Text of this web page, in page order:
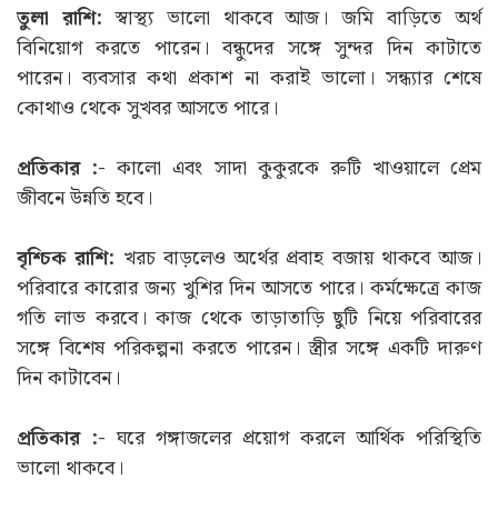
তুলা রাশি: স্বাস্থ্য ভালো থাকবে আজ। জমি বাড়িতে অর্থ
বিনিয়োগ করতে পারেন। বন্ধুদের সঙ্গে সুন্দর দিন কাটাতে
পারেন। ব্যবসার কথা প্রকাশ না করাই ভালো। সন্ধ্যার শেষে
কোথাও থেকে সুখবর আসতে পারে।
প্রতিকার :- কালো এবং সাদা কুকুরকে রুটি খাওয়ালে প্রেম
জীবনে উন্নতি হবে।
বৃশ্চিক রাশি: খরচ বাড়লেও অর্থের প্রবাহ বজায় থাকবে আজ।
পরিবারে কারোর জন্য খুশির দিন আসতে পারে। কর্মক্ষেত্রে কাজ
গতি লাভ করবে। কাজ থেকে তাড়াতাড়ি ছুটি নিয়ে পরিবারের
সঙ্গে বিশেষ পরিকল্পনা করতে পারেন। স্ত্রীর সঙ্গে একটি দারুণ
দিন কাটাবেন।
প্রতিকার :- ঘরে গঙ্গাজলের প্রয়োগ করলে আর্থিক পরিস্থিতি
ভালো থাকবে।